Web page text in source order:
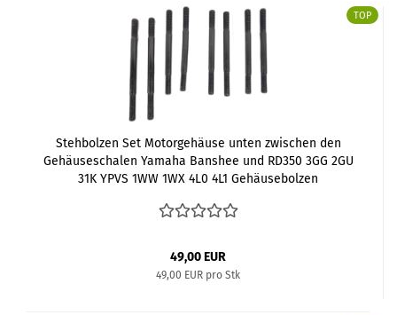
TOP
Stehbolzen Set Motorgehäuse unten zwischen den
Gehäuseschalen Yamaha Banshee und RD350 3GG 2GU
31K YPVS 1WW 1WX 4L0 4L1 Gehäusebolzen
49,00 EUR
49,00 EUR pro Stk